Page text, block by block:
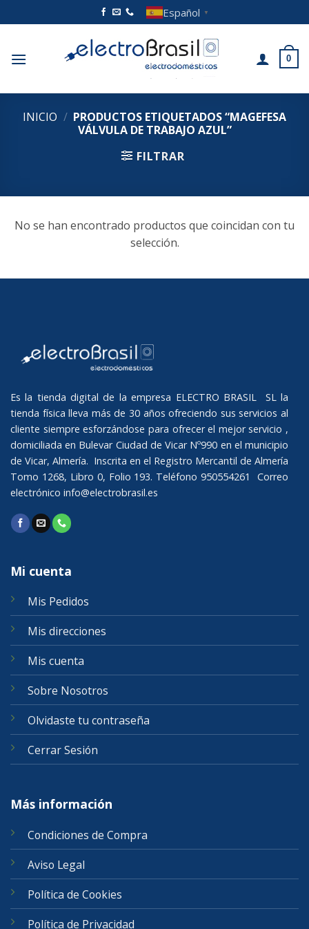
al
Español ▼
0
INICIO / PRODUCTOS ETIQUETADOS “MAGEFESA
VÁLVULA DE TRABAJO AZUL”
FILTRAR
No se han encontrado productos que coincidan con tu
selección.
Es la tienda digital de la empresa ELECTRO BRASIL SL la
tienda física lleva más de 30 años ofreciendo sus servicios al
cliente siempre esforzándose para ofrecer el mejor servicio ,
domiciliada en Bulevar Ciudad de Vicar Nº990 en el municipio
de Vicar, Almería. Inscrita en el Registro Mercantil de Almería
Tomo 1268, Libro 0, Folio 193. Teléfono 950554261 Correo
electrónico info@electrobrasil.es
Mi cuenta
Mis Pedidos
Mis direcciones
Mis cuenta
Sobre Nosotros
Olvidaste tu contraseña
Cerrar Sesión
Más información
Condiciones de Compra
Aviso Legal
Política de Cookies
Política de Privacidad